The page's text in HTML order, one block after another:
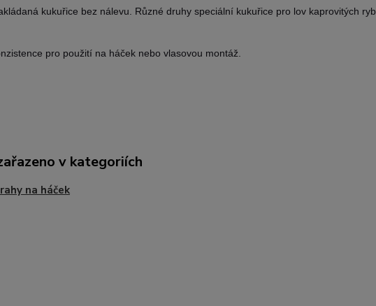
kukuřice bez nálevu. Různé druhy speciální kukuřice pro lov kaprovitých ryb.
pro použití na háček nebo vlasovou montáž.
v kategoriích
na háček